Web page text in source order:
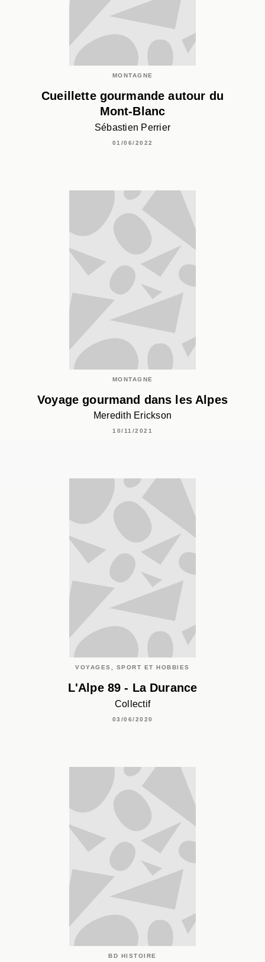
MONTAGNE
Cueillette gourmande autour du
Mont-Blanc
Sébastien Perrier
01/06/2022
MONTAGNE
Voyage gourmand dans les Alpes
Meredith Erickson
10/11/2021
VOYAGES, SPORT ET HOBBIES
L'Alpe 89 - La Durance
Collectif
03/06/2020
BD HISTOIRE